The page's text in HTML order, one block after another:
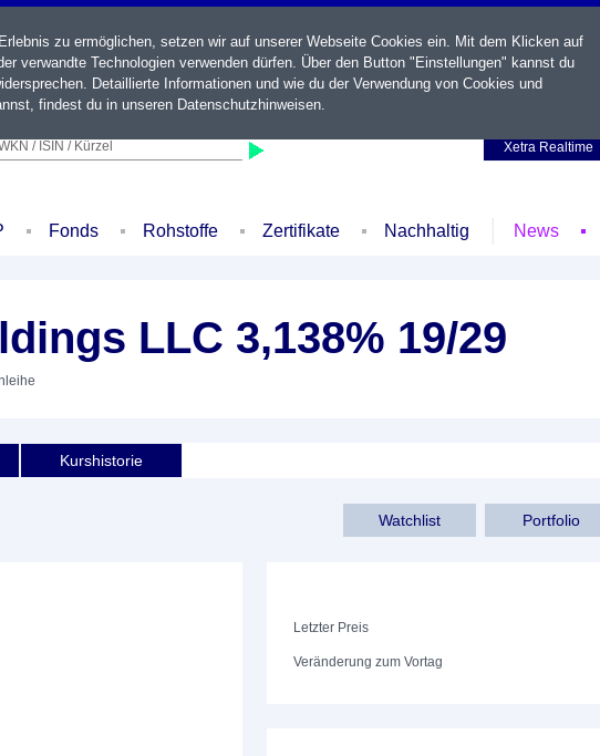
/ ISIN / Kürzel
Xetra Realtime
Fonds Rohstoffe Zertifikate Nachhaltig News
LLC 3,138% 19/29
Kurshistorie
Portfolio
Watchlist
Letzter Preis
Veränderung zum Vortag
zu ermöglichen, setzen wir auf unserer Webseite Cookies ein. Mit dem Klicken auf
verwandte Technologien verwenden dürfen. Über den Button "Einstellungen" kannst du
Detaillierte Informationen und wie du der Verwendung von Cookies und
findest du in unseren Datenschutzhinweisen.